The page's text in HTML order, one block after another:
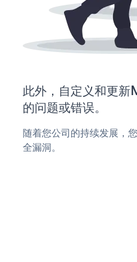
此外，自定义和更
的问题或错误。
随着您公司的持续发展，
全漏洞。